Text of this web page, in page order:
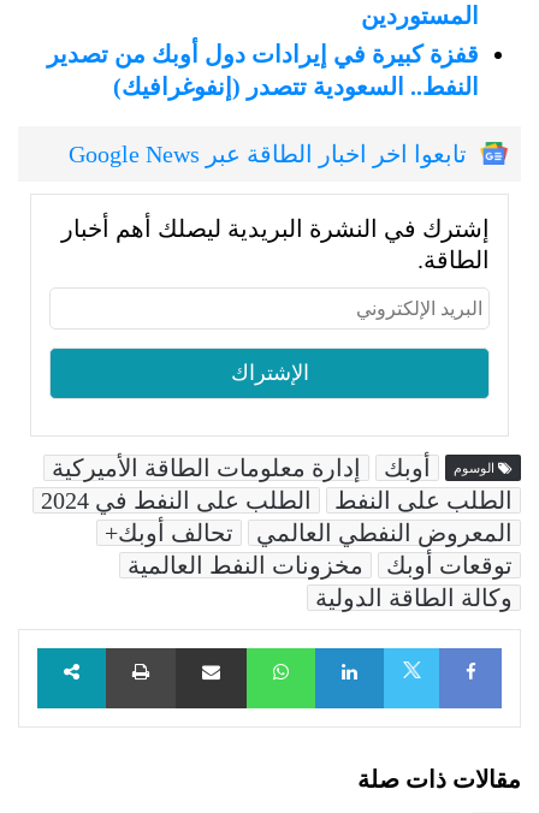
المستوردين
قفزة كبيرة في إيرادات دول أوبك من تصدير
النفط.. السعودية تتصدر (إنفوغرافيك)
تابعوا اخر اخبار الطاقة عبر Google News
إشترك في النشرة البريدية ليصلك أهم أخبار
الطاقة.
الوسوم أوبك
إدارة معلومات الطاقة الأميركية
الطلب على النفط
الطلب على النفط في 2024
المعروض النفطي العالمي
تحالف أوبك+
توقعات أوبك
مخزونات النفط العالمية
وكالة الطاقة الدولية
Facebook
LinkedIn
WhatsAppمشاركة عبر البريد طباعة
مقالات ذات صلة